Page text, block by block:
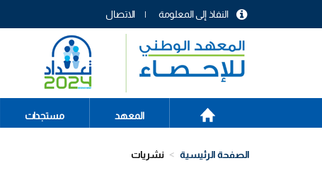
menu
header
الاتصال النفاذ إلى المعلومة
Main
navigation
الرئيسية
المعهد مستجدات
الصفحة الرئيسية نشريات